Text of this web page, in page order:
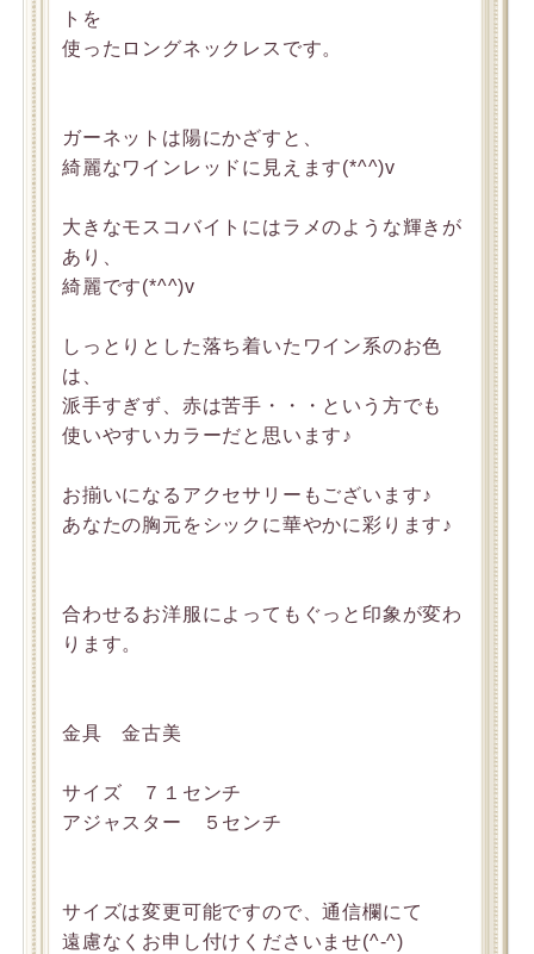
トを
使ったロングネックレスです。
ガーネットは陽にかざすと、
綺麗なワインレッドに見えます(*^^)v
大きなモスコバイトにはラメのような輝きが
あり、
綺麗です(*^^)v
しっとりとした落ち着いたワイン系のお色
は、
派手すぎず、赤は苦手・・・という方でも
使いやすいカラーだと思います♪
お揃いになるアクセサリーもございます♪
あなたの胸元をシックに華やかに彩ります♪
合わせるお洋服によってもぐっと印象が変わ
ります。
金具 金古美
サイズ ７１センチ
アジャスター ５センチ
サイズは変更可能ですので、通信欄にて
遠慮なくお申し付けくださいませ(^-^)